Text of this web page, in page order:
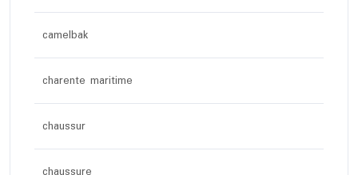
camelbak
charente maritime
chaussur